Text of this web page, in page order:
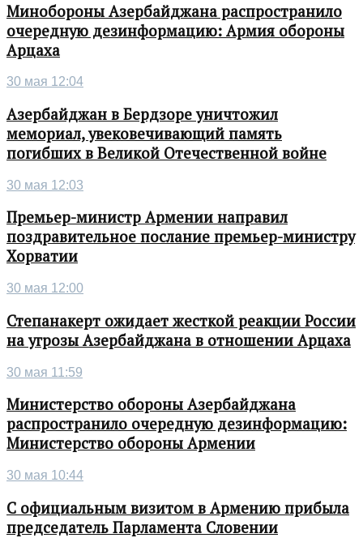
Минобороны Азербайджана распространило
очередную дезинформацию: Армия обороны
Арцаха
30 мая 12:04
Азербайджан в Бердзоре уничтожил
мемориал, увековечивающий память
погибших в Великой Отечественной войне
30 мая 12:03
Премьер-министр Армении направил
поздравительное послание премьер-министру
Хорватии
30 мая 12:00
Степанакерт ожидает жесткой реакции России
на угрозы Азербайджана в отношении Арцаха
30 мая 11:59
Министерство обороны Азербайджана
распространило очередную дезинформацию:
Министерство обороны Армении
30 мая 10:44
С официальным визитом в Армению прибыла
председатель Парламента Словении